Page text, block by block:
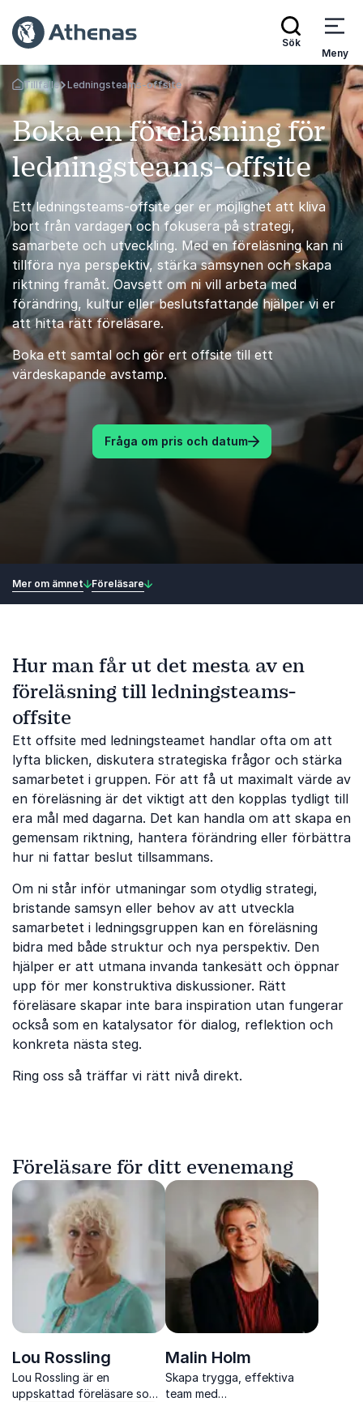
Sök
Meny
Gå tillbaka till startsidan
Tillfälle Ledningsteams-offsite
Boka en föreläsning för
ledningsteams-offsite
Ett ledningsteams-offsite ger er möjlighet att kliva
bort från vardagen och fokusera på strategi,
samarbete och utveckling. Med en föreläsning kan ni
tillföra nya perspektiv, stärka samsynen och skapa
riktning framåt. Oavsett om ni vill arbeta med
förändring, kultur eller beslutsfattande hjälper vi er
att hitta rätt föreläsare.
Boka ett samtal och gör ert offsite till ett
värdeskapande avstamp.
Fråga om pris och datum
Mer om ämnet Föreläsare
Hur man får ut det mesta av en
föreläsning till ledningsteams-
offsite
Ett offsite med ledningsteamet handlar ofta om att
lyfta blicken, diskutera strategiska frågor och stärka
samarbetet i gruppen. För att få ut maximalt värde av
en föreläsning är det viktigt att den kopplas tydligt till
era mål med dagarna. Det kan handla om att skapa en
gemensam riktning, hantera förändring eller förbättra
hur ni fattar beslut tillsammans.
Om ni står inför utmaningar som otydlig strategi,
bristande samsyn eller behov av att utveckla
samarbetet i ledningsgruppen kan en föreläsning
bidra med både struktur och nya perspektiv. Den
hjälper er att utmana invanda tankesätt och öppnar
upp för mer konstruktiva diskussioner. Rätt
föreläsare skapar inte bara inspiration utan fungerar
också som en katalysator för dialog, reflektion och
konkreta nästa steg.
Ring oss så träffar vi rätt nivå direkt.
Föreläsare för ditt evenemang
Lou Rossling
Lou Rossling är en
uppskattad föreläsare som
Malin Holm
Skapa trygga, effektiva
team med